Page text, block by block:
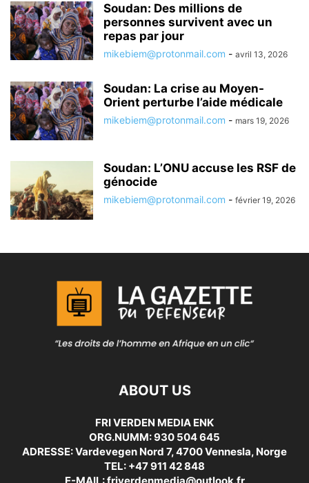
Soudan: Des millions de
personnes survivent avec un
repas par jour
mikebiem@protonmail.com - avril 13, 2026
Soudan: La crise au Moyen-
Orient perturbe l’aide médicale
mikebiem@protonmail.com - mars 19, 2026
Soudan: L’ONU accuse les RSF de
génocide
mikebiem@protonmail.com - février 19, 2026
ABOUT US
FRI VERDEN MEDIA ENK
ORG.NUMM: 930 504 645
ADRESSE: Vardevegen Nord 7, 4700 Vennesla, Norge
TEL: +47 911 42 848